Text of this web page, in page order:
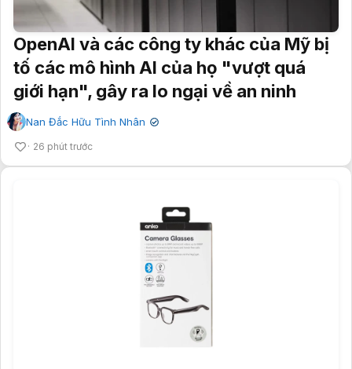
OpenAI và các công ty khác của Mỹ bị
tố các mô hình AI của họ "vượt quá
giới hạn", gây ra lo ngại về an ninh
Nan Đắc Hữu Tình Nhân ✔
26 phút trước